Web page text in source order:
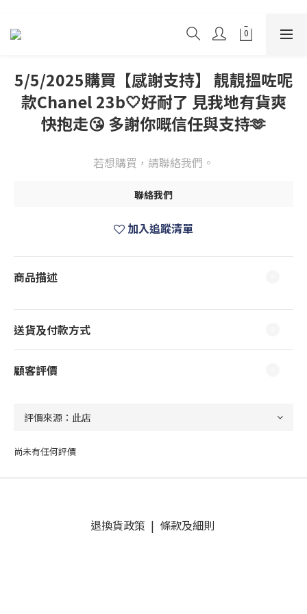
5/5/2025購買【感謝支持】 靚靚搵咗呢
款Chanel 23b🤍好耐了 見我地有貨爽
快抱走😘 多謝你嘅信任與支持🫶
若想購買，請聯絡我們。
聯絡我們
加入追蹤清單
商品描述
送貨及付款方式
顧客評價
尚未有任何評價
退換貨政策 | 條款及細則